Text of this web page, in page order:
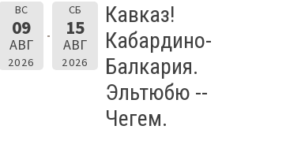
ВС
09
АВГ
2026
СБ
15
АВГ
2026
Кавказ!
Кабардино-
Балкария.
Эльтюбю --
Чегем.